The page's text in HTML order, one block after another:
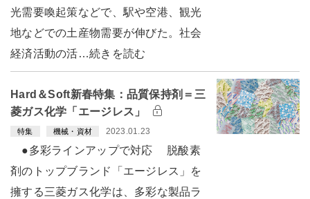
光需要喚起策などで、駅や空港、観光
地などでの土産物需要が伸びた。社会
経済活動の活…続きを読む
Hard＆Soft新春特集：品質保持剤＝三
菱ガス化学「エージレス」
特集 機械・資材 2023.01.23
●多彩ラインアップで対応 脱酸素
剤のトップブランド「エージレス」を
擁する三菱ガス化学は、多彩な製品ラ